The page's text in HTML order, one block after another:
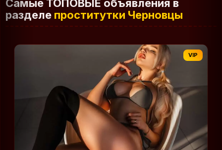
Самые ТОПОВЫЕ объявления в
разделе проститутки Черновцы
VIP